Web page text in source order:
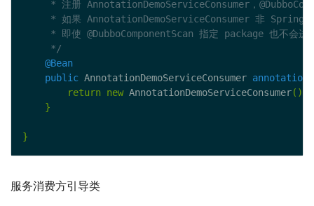
     */
@Bean
public AnnotationDemoServiceConsumer
return
new AnnotationDemoServiceConsumer();
}
}
服务消费方引导类